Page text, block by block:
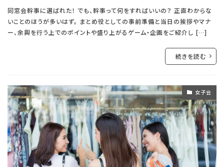
同窓会幹事に選ばれた！ でも、幹事って何をすればいいの？ 正直わからな
いことのほうが多いはず。 まとめ役としての事前準備と当日の挨拶やマナ
ー、余興を行う上でのポイントや盛り上がるゲーム・企画をご紹介し […]
続きを読む
女子会